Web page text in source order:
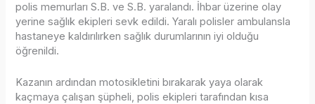
polis memurları S.B. ve S.B. yaralandı. İhbar üzerine olay
yerine sağlık ekipleri sevk edildi. Yaralı polisler ambulansla
hastaneye kaldırılırken sağlık durumlarının iyi olduğu
öğrenildi.
Kazanın ardından motosikletini bırakarak yaya olarak
kaçmaya çalışan şüpheli, polis ekipleri tarafından kısa